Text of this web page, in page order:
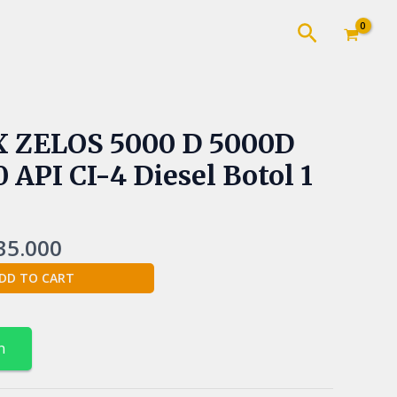
Cari
ZELOS 5000 D 5000D
API CI-4 Diesel Botol 1
Current
price
is:
TO CART